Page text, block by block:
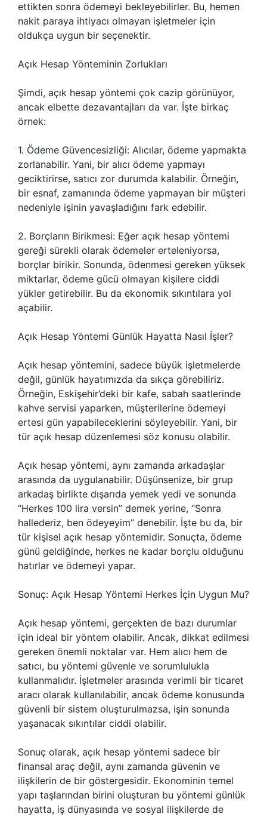
ettikten sonra ödemeyi bekleyebilirler. Bu, hemen
nakit paraya ihtiyacı olmayan işletmeler için
oldukça uygun bir seçenektir.
Açık Hesap Yönteminin Zorlukları
Şimdi, açık hesap yöntemi çok cazip görünüyor,
ancak elbette dezavantajları da var. İşte birkaç
örnek:
1. Ödeme Güvencesizliği: Alıcılar, ödeme yapmakta
zorlanabilir. Yani, bir alıcı ödeme yapmayı
geciktirirse, satıcı zor durumda kalabilir. Örneğin,
bir esnaf, zamanında ödeme yapmayan bir müşteri
nedeniyle işinin yavaşladığını fark edebilir.
2. Borçların Birikmesi: Eğer açık hesap yöntemi
gereği sürekli olarak ödemeler erteleniyorsa,
borçlar birikir. Sonunda, ödenmesi gereken yüksek
miktarlar, ödeme gücü olmayan kişilere ciddi
yükler getirebilir. Bu da ekonomik sıkıntılara yol
açabilir.
Açık Hesap Yöntemi Günlük Hayatta Nasıl İşler?
Açık hesap yöntemini, sadece büyük işletmelerde
değil, günlük hayatımızda da sıkça görebiliriz.
Örneğin, Eskişehir’deki bir kafe, sabah saatlerinde
kahve servisi yaparken, müşterilerine ödemeyi
ertesi gün yapabileceklerini söyleyebilir. Yani, bir
tür açık hesap düzenlemesi söz konusu olabilir.
Açık hesap yöntemi, aynı zamanda arkadaşlar
arasında da uygulanabilir. Düşünsenize, bir grup
arkadaş birlikte dışarıda yemek yedi ve sonunda
“Herkes 100 lira versin” demek yerine, “Sonra
hallederiz, ben ödeyeyim” denebilir. İşte bu da, bir
tür kişisel açık hesap yöntemidir. Sonuçta, ödeme
günü geldiğinde, herkes ne kadar borçlu olduğunu
hatırlar ve ödemeyi yapar.
Sonuç: Açık Hesap Yöntemi Herkes İçin Uygun Mu?
Açık hesap yöntemi, gerçekten de bazı durumlar
için ideal bir yöntem olabilir. Ancak, dikkat edilmesi
gereken önemli noktalar var. Hem alıcı hem de
satıcı, bu yöntemi güvenle ve sorumlulukla
kullanmalıdır. İşletmeler arasında verimli bir ticaret
aracı olarak kullanılabilir, ancak ödeme konusunda
güvenli bir sistem oluşturulmazsa, işin sonunda
yaşanacak sıkıntılar ciddi olabilir.
Sonuç olarak, açık hesap yöntemi sadece bir
finansal araç değil, aynı zamanda güvenin ve
ilişkilerin de bir göstergesidir. Ekonominin temel
yapı taşlarından birini oluşturan bu yöntemi günlük
hayatta, iş dünyasında ve sosyal ilişkilerde de